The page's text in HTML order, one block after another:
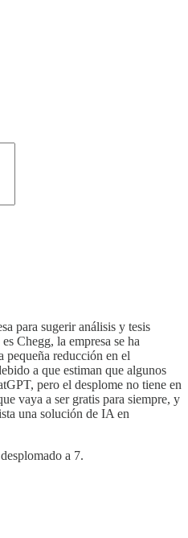
para sugerir análisis y tesis
Chegg, la empresa se ha
pequeña reducción en el
a que estiman que algunos
pero el desplome no tiene en
vaya a ser gratis para siempre, y
una solución de IA en
a 7.